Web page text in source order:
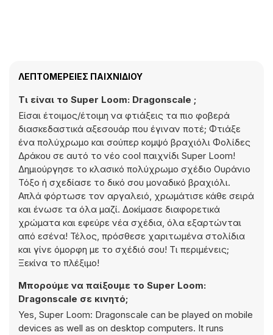
ΛΕΠΤΟΜΈΡΕΙΕΣ ΠΑΙΧΝΙΔΙΟΎ
Τι είναι το Super Loom: Dragonscale ;
Είσαι έτοιμος/έτοιμη να φτιάξεις τα πιο φοβερά
διασκεδαστικά αξεσουάρ που έγιναν ποτέ; Φτιάξε
ένα πολύχρωμο και σούπερ κομψό βραχιόλι Φολίδες
Δράκου σε αυτό το νέο cool παιχνίδι Super Loom!
Δημιούργησε το κλασικό πολύχρωμο σχέδιο Ουράνιο
Τόξο ή σχεδίασε το δικό σου μοναδικό βραχιόλι.
Απλά φόρτωσε τον αργαλειό, χρωμάτισε κάθε σειρά
και ένωσε τα όλα μαζί. Δοκίμασε διαφορετικά
χρώματα και εφεύρε νέα σχέδια, όλα εξαρτώνται
από εσένα! Τέλος, πρόσθεσε χαριτωμένα στολίδια
και γίνε όμορφη με το σχέδιό σου! Τι περιμένεις;
Ξεκίνα το πλέξιμο!
Μπορούμε να παίξουμε το Super Loom:
Dragonscale σε κινητό;
Yes, Super Loom: Dragonscale can be played on mobile
devices as well as on desktop computers. It runs